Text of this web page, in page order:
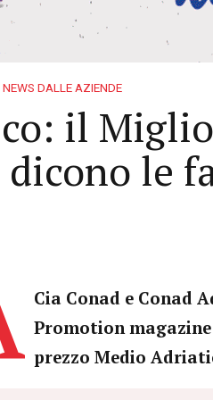
NEWS DALLE AZIENDE
il
dicono le
Cia Conad e Conad
Promotion
prezzo Medio